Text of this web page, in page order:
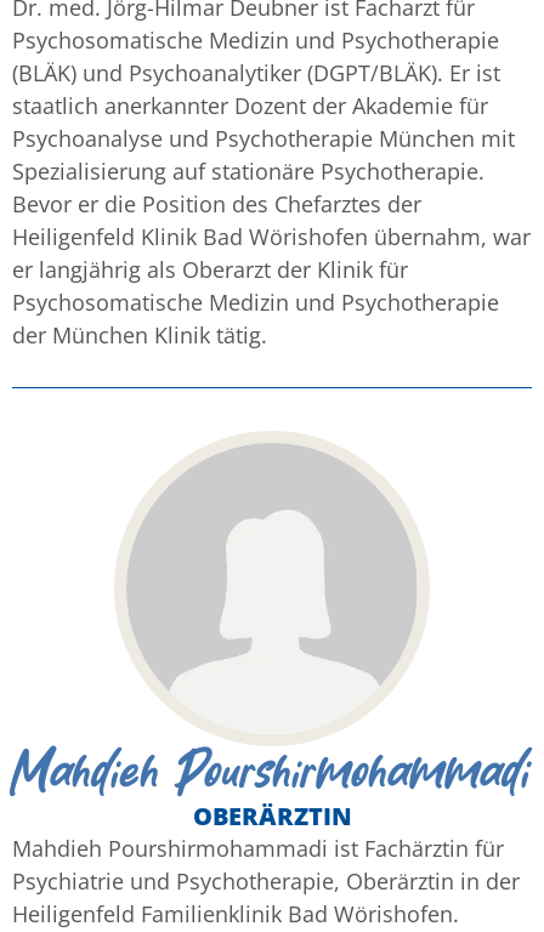
Dr. med. Jörg-Hilmar Deubner ist Facharzt für
Psychosomatische Medizin und Psychotherapie
(BLÄK) und Psychoanalytiker (DGPT/BLÄK). Er ist
staatlich anerkannter Dozent der Akademie für
Psychoanalyse und Psychotherapie München mit
Spezialisierung auf stationäre Psychotherapie.
Bevor er die Position des Chefarztes der
Heiligenfeld Klinik Bad Wörishofen übernahm, war
er langjährig als Oberarzt der Klinik für
Psychosomatische Medizin und Psychotherapie
der München Klinik tätig.
Mahdieh Pourshirmohammadi
OBERÄRZTIN
Mahdieh Pourshirmohammadi ist Fachärztin für
Psychiatrie und Psychotherapie, Oberärztin in der
Heiligenfeld Familienklinik Bad Wörishofen.